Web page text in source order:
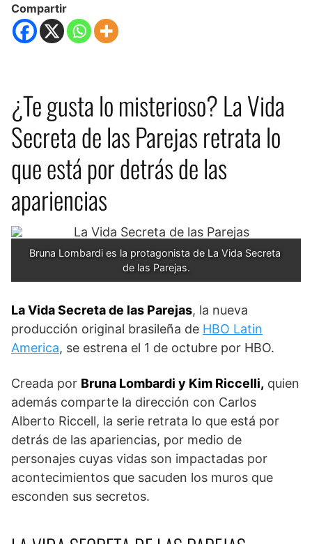
Compartir
¿Te gusta lo misterioso? La Vida
Secreta de las Parejas retrata lo
que está por detrás de las
apariencias
Bruna Lombardi es la protagonista de La Vida Secreta
de las Parejas.
La Vida Secreta de las Parejas, la nueva
producción original brasileña de HBO Latin
America, se estrena el 1 de octubre por HBO.
Creada por Bruna Lombardi y Kim Riccelli, quien
además comparte la dirección con Carlos
Alberto Riccell, la serie retrata lo que está por
detrás de las apariencias, por medio de
personajes cuyas vidas son impactadas por
acontecimientos que sacuden los muros que
esconden sus secretos.